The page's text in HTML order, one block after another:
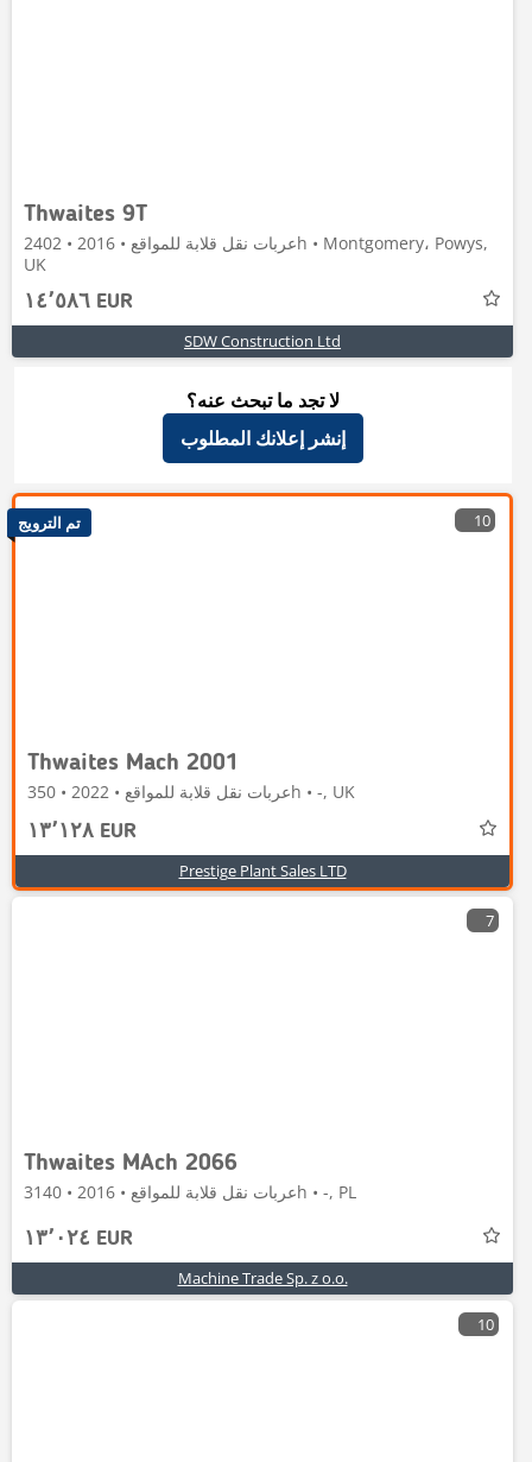
Thwaites 9T
عربات نقل قلابة للمواقع • 2016 • 2402h • Montgomery، Powys,
UK
١٤٬٥٨٦ EUR
SDW Construction Ltd
لا تجد ما تبحث عنه؟
إنشر إعلانك المطلوب
10
Thwaites Mach 2001
عربات نقل قلابة للمواقع • 2022 • 350h • -, UK
١٣٬١٢٨ EUR
Prestige Plant Sales LTD
تم الترويج
7
Thwaites MAch 2066
عربات نقل قلابة للمواقع • 2016 • 3140h • -, PL
١٣٬٠٢٤ EUR
Machine Trade Sp. z o.o.
10